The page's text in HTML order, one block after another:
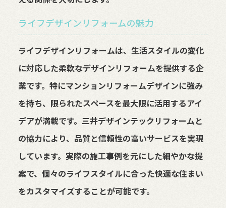
ライフデザインリフォームの魅力
ライフデザインリフォームは、生活スタイルの変化
に対応した柔軟なデザインリフォームを提供する企
業です。特にマンションリフォームデザインに強み
を持ち、限られたスペースを最大限に活用するアイ
デアが満載です。三井デザインテックリフォームと
の協力により、品質と信頼性の高いサービスを実現
しています。実際の施工事例を元にした細やかな提
案で、個々のライフスタイルに合った快適な住まい
をカスタマイズすることが可能です。